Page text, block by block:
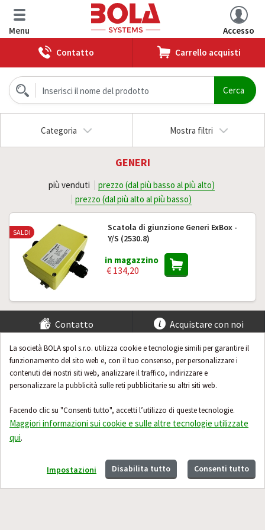
La società BOLA spol s.r.o. utilizza cookie e tecnologie simili per garantire il
funzionamento del sito web e, con il tuo consenso, per personalizzare i
contenuti dei nostri siti web, analizzare il traffico, indirizzare e
personalizzare la pubblicità sulle reti pubblicitarie su altri siti web.
Facendo clic su "Consenti tutto", accetti l’utilizzo di queste tecnologie.
Maggiori informazioni sui cookie e sulle altre tecnologie utilizzate
qui.
Impostazioni Disabilita tutto Consenti tutto
Menu
Accesso
Contatto
Carrello acquisti
Categoria Mostra filtri
GENERI
più venduti
prezzo (dal più basso al più alto)
prezzo (dal più alto al più basso)
Scatola di giunzione Generi ExBox -
Y/S (2530.8)
in magazzino
€ 134,20
SALDI
Contatto Acquistare con noi
Aiuto & Consigli